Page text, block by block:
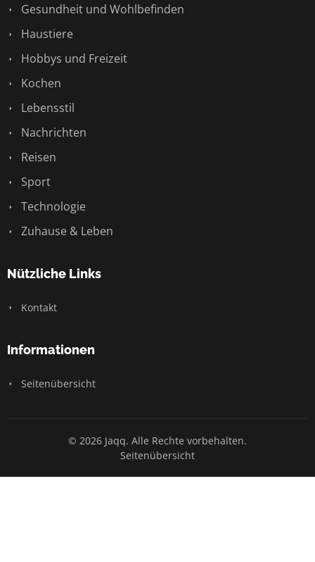
Gesundheit und Wohlbefinden
Haustiere
Hobbys und Freizeit
Kochen
Lebensstil
Nachrichten
Reisen
Sport
Technologie
Zuhause & Leben
Nützliche Links
Kontakt
Informationen
Seitenübersicht
© 2026 Jaqq. Alle Rechte vorbehalten.
Seitenübersicht